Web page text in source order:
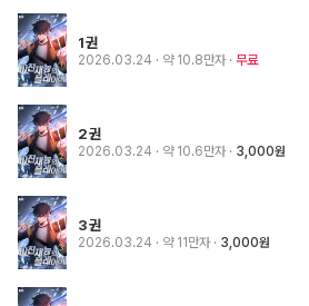
1권
2026.03.24 · 약 10.8만자 무료
2권
2026.03.24 · 약 10.6만자 3,000원
3권
2026.03.24 · 약 11만자 3,000원